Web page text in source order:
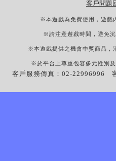
客戶問題
※本遊戲為免費使用，遊戲
※請注意遊戲時間，避免
※本遊戲提供之機會中獎商品，
※於平台上尊重包容多元性別
客戶服務傳真：02-22996996